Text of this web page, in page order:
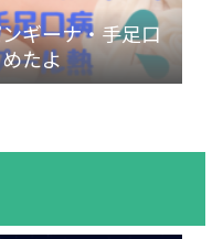
ギーナ・手足口
たよ